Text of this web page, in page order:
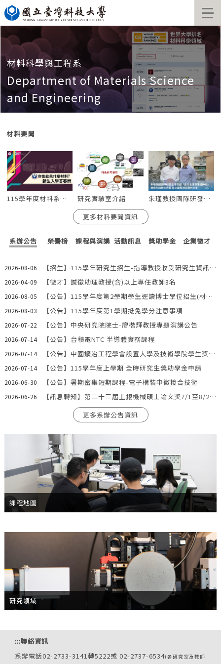
跳
到
主
要
內
容
區
材料科學與工程系
Department of Materials Science
and Engineering
材料要聞
115學年度材料系大學部招生答客問 研究實驗室介紹
朱瑾教授團隊研發全球首創「菱形金屬奈米管陣列」助攻生醫檢測效能 登上國際頂尖期刊封面
更多材料要聞資訊
系辦公告 榮譽榜 課程與演講 活動訊息 獎助學金 企業徵才
2026-08-06 【招生】115學年研究生招生-指導教授收受研究生資訊-1150806
2026-04-09 【徵才】誠徵助理教授(含)以上專任教師3名
2026-08-05 【公告】115學年度第2學期學生逕讀博士學位招生(材料系2名)
2026-08-03 【公告】115學年度第1學期抵免學分注意事項
2026-07-22 【公告】中央研究院院士-廖楷輝教授專題演講公告
2026-07-14 【公告】台積電NTC 半導體實務課程
2026-07-14 【公告】中國鑛冶工程學會設置大學及技術學院學生獎勵金即日起至8/17受理申請
2026-07-14 【公告】115學年度上學期 全時研究生獎助學金申請
2026-06-30 【公告】暑期密集短期課程-電子構裝中微接合技術
2026-06-26
【訊息轉知】第二十三屆上銀機械碩士論文獎7/1至8/20受理申請
更多系辦公告資訊
課程地圖
研究領域
:::聯絡資訊
系辦電話02-2733-3141轉5222或 02-2737-6534(各研究室及教師